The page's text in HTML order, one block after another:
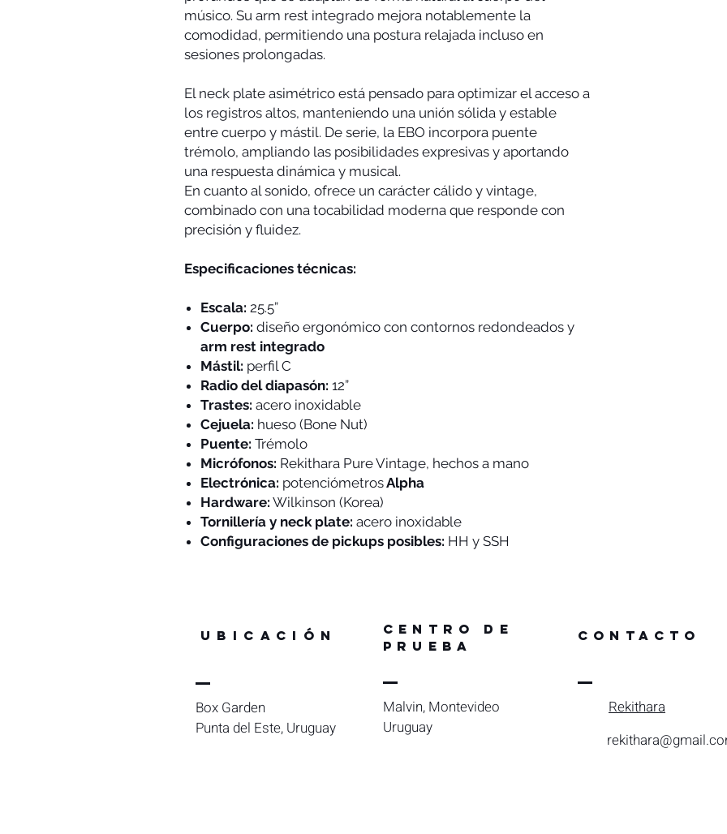
músico. Su arm rest integrado mejora notablemente la
comodidad, permitiendo una postura relajada incluso en
sesiones prolongadas.
El neck plate asimétrico está pensado para optimizar el acceso a
los registros altos, manteniendo una unión sólida y estable
entre cuerpo y mástil. De serie, la EBO incorpora puente
trémolo, ampliando las posibilidades expresivas y aportando
una respuesta dinámica y musical.
En cuanto al sonido, ofrece un carácter cálido y vintage,
combinado con una tocabilidad moderna que responde con
precisión y fluidez.
Especificaciones técnicas:
Escala: 25.5”
Cuerpo: diseño ergonómico con contornos redondeados y
arm rest integrado
Mástil: perfil C
Radio del diapasón: 12”
Trastes: acero inoxidable
Cejuela: hueso (Bone Nut)
Puente: Trémolo
Micrófonos: Rekithara Pure Vintage, hechos a mano
Electrónica: potenciómetrosAlpha
Hardware: Wilkinson (Korea)
Tornillería y neck plate: acero inoxidable
Configuraciones de pickups posibles: HH y SSH
Ubicación
Box Garden
Punta del Este, Uruguay
CENTRO DE
PRUEBA
Malvin, Montevideo
Uruguay
Contacto
Rekithara